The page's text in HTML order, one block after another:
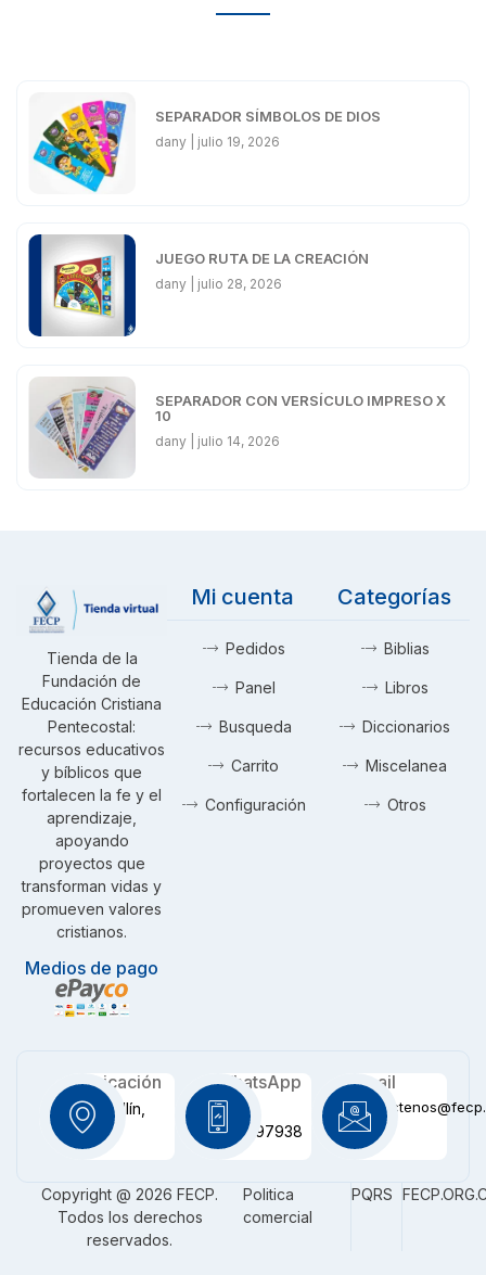
SEPARADOR SÍMBOLOS DE DIOS
dany julio 19, 2026
JUEGO RUTA DE LA CREACIÓN
dany julio 28, 2026
SEPARADOR CON VERSÍCULO IMPRESO X
10
dany julio 14, 2026
Tienda de la
Fundación de
Educación Cristiana
Pentecostal:
recursos educativos
y bíblicos que
fortalecen la fe y el
aprendizaje,
apoyando
proyectos que
transforman vidas y
promueven valores
cristianos.
Medios de pago
Mi cuenta
Pedidos
Panel
Busqueda
Carrito
Configuración
Categorías
Biblias
Libros
Diccionarios
Miscelanea
Otros
Ubicación
Medellín,
CO
WhatsApp
+57
3116097938
Email
Copyright @ 2026 FECP.
Todos los derechos
reservados.
Politica
comercial
PQRS